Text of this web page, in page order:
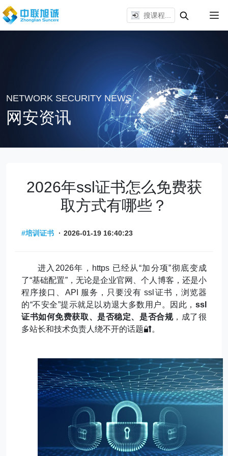
NETWORK SECURITY NEWS
网安资讯
2026年ssl证书怎么免费获
取方式有哪些？
#培训证书 · 2026-01-19 16:40:23
进入 2026年， https 已经从 “加分项”彻底变成
了“基础配置”，无论是企业官网、个人博客，还是小
程序接口、 API 服务，只要没有 ssl 证书，浏览器
的“不安全”提示就足以劝退大多数用户。因此，ssl
证书如何免费获取、是否稳定、是否合规，成了很
多站长和技术负责人绕不开的话题🔐。